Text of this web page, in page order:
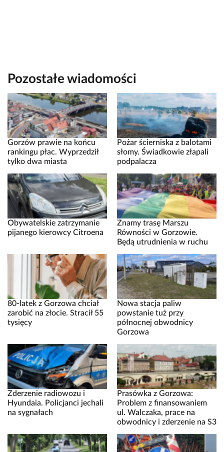
Pozostałe wiadomości
Gorzów prawie na końcu
rankingu płac. Wyprzedził
tylko dwa miasta
Pożar ścierniska z balotami
słomy. Świadkowie złapali
podpalacza
Obywatelskie zatrzymanie
pijanego kierowcy Citroena
Znamy trasę Marszu
Równości w Gorzowie.
Będą utrudnienia w ruchu
80-latek z Gorzowa chciał
zarobić na złocie. Stracił 55
tysięcy
Nowa stacja paliw
powstanie tuż przy
północnej obwodnicy
Gorzowa
Zderzenie radiowozu i
Hyundaia. Policjanci jechali
na sygnałach
Prasówka z Gorzowa:
Problem z finansowaniem
ul. Walczaka, prace na
obwodnicy i zderzenie na S3